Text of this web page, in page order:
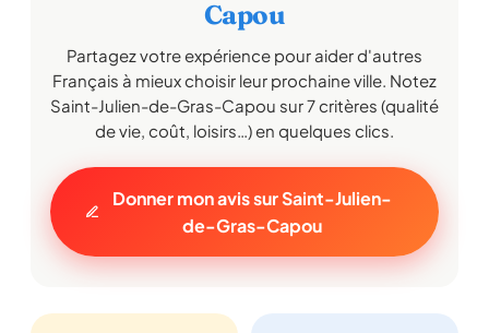
Capou
Partagez votre expérience pour aider d'autres
Français à mieux choisir leur prochaine ville. Notez
Saint-Julien-de-Gras-Capou sur 7 critères (qualité
de vie, coût, loisirs…) en quelques clics.
Donner mon avis sur Saint-Julien-
de-Gras-Capou